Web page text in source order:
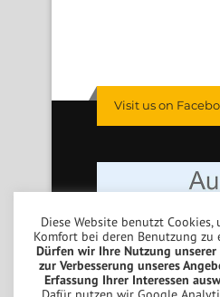
Visit us on
Diese Website benutzt Cookies,
Komfort bei deren Benutzung zu
Dürfen wir Ihre Nutzung unserer
zur Verbesserung unseres
Erfassung Ihrer Interessen